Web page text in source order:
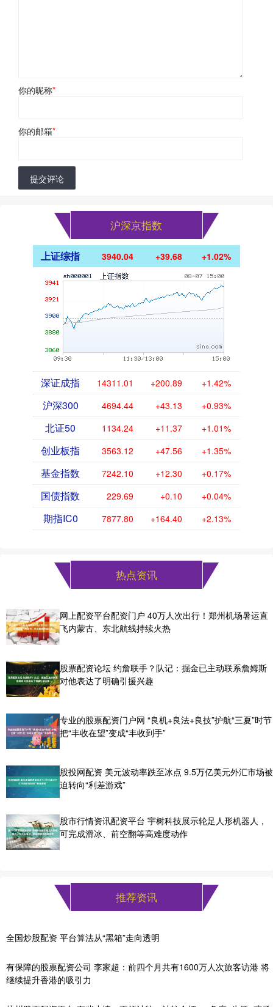
你的昵称*
你的邮箱*
提交评论
沪深京指数
上证综指 3940.04 +39.68 +1.02%
深证成指 14311.01 +200.89 +1.42%
沪深300 4694.44 +43.13 +0.93%
北证50 1134.24 +11.37 +1.01%
创业板指 3563.12 +47.56 +1.35%
基金指数 7242.10 +12.30 +0.17%
国债指数 229.69 +0.10 +0.04%
期指IC0 7877.80 +164.40 +2.13%
热点资讯
网上配资平台配资门户 40万人次出行！郑州机场暑运直
飞内蒙古、东北航线持续火热
股票配资论坛 约詹联手？队记：掘金已主动联系詹姆斯
对他表达了明确引援兴趣
专业的股票配资门户网 “良机+良法+良技”护航“三夏”时节
把“丰收在望”变成“丰收到手”
股投网配资 美元波动率跌至冰点 9.5万亿美元外汇市场被
迫转向“利差游戏”
股市行情资讯配资平台 宇树科技展示轮足人形机器人，
可完成滑冰、前空翻等高难度动作
推荐资讯
全国炒股配资 平台算法从“黑箱”走向透明
有保障的股票配资公司 李家超：前四个月共有1600万人次旅客访港 将
继续提升香港的吸引力